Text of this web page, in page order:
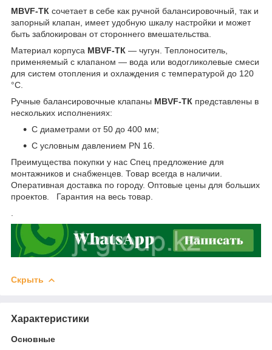
MBVF-ТК сочетает в себе как ручной балансировочный, так и
запорный клапан, имеет удобную шкалу настройки и может
быть заблокирован от стороннего вмешательства.
Материал корпуса MBVF-ТК — чугун. Теплоноситель,
применяемый с клапаном — вода или водогликолевые смеси
для систем отопления и охлаждения с температурой до 120
°С.
Ручные балансировочные клапаны MBVF-ТК представлены в
нескольких исполнениях:
С диаметрами от 50 до 400 мм;
С условным давлением PN 16.
Преимущества покупки у нас Спец предложение для
монтажников и снабженцев. Товар всегда в наличии.
Оперативная доставка по городу. Оптовые цены для больших
проектов. Гарантия на весь товар.
Скрыть
Характеристики
Основные